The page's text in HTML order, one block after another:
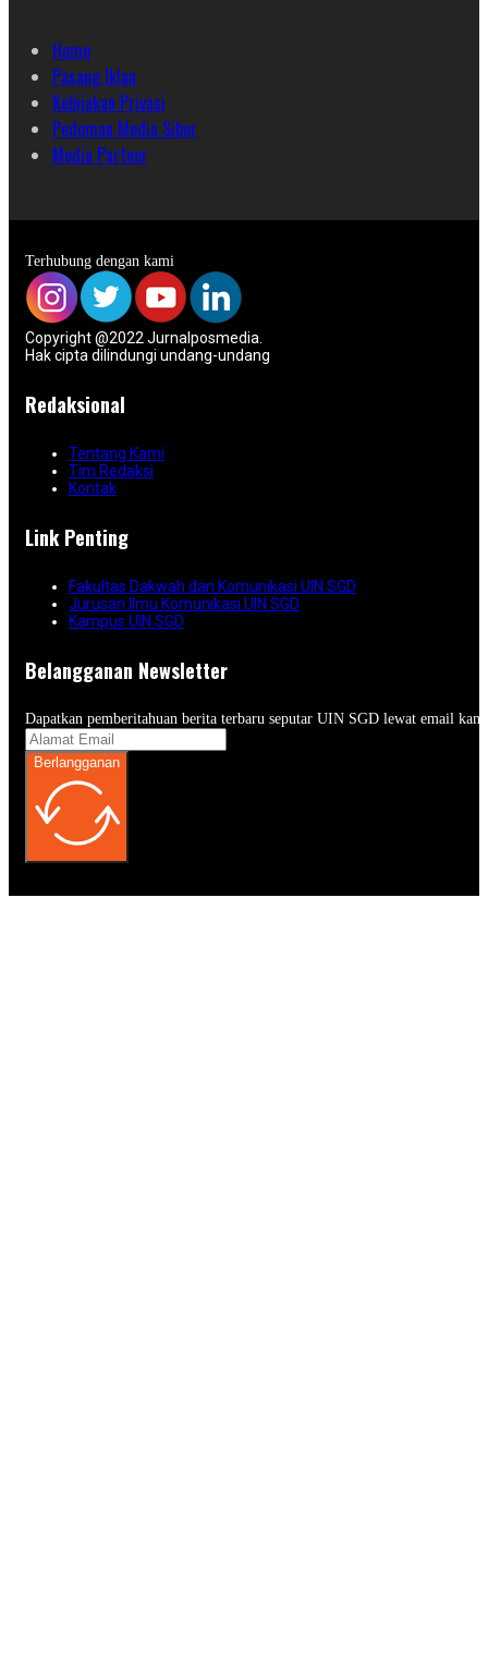
Home
Pasang Iklan
Kebijakan Privasi
Pedoman Media Siber
Media Partner
Terhubung dengan kami
Copyright @2022 Jurnalposmedia.
Hak cipta dilindungi undang-undang
Redaksional
Tentang Kami
Tim Redaksi
Kontak
Link Penting
Fakultas Dakwah dan Komunikasi UIN SGD
Jurusan Ilmu Komunikasi UIN SGD
Kampus UIN SGD
Belangganan Newsletter
Dapatkan pemberitahuan berita terbaru seputar UIN SGD lewat email
Berlangganan